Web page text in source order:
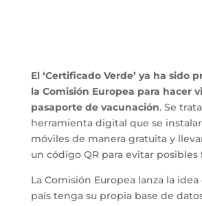
El ‘Certificado Verde’ ya ha sido
la Comisión Europea para hacer
pasaporte de vacunación. Se
herramienta digital que se
móviles de manera gratuita y
un código QR para evitar posibles
La Comisión Europea lanza la
país tenga su propia base de